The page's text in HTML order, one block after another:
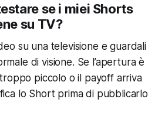
se i miei Shorts
su TV?
su una televisione e guardali
di visione. Se l’apertura è
piccolo o il payoff arriva
lo Short prima di pubblicarlo